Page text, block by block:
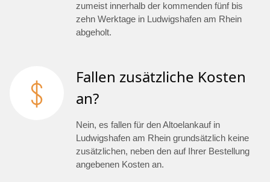
zumeist innerhalb der kommenden fünf bis
zehn Werktage in Ludwigshafen am Rhein
abgeholt.
Fallen zusätzliche Kosten
an?
Nein, es fallen für den Altoelankauf in
Ludwigshafen am Rhein grundsätzlich keine
zusätzlichen, neben den auf Ihrer Bestellung
angebenen Kosten an.